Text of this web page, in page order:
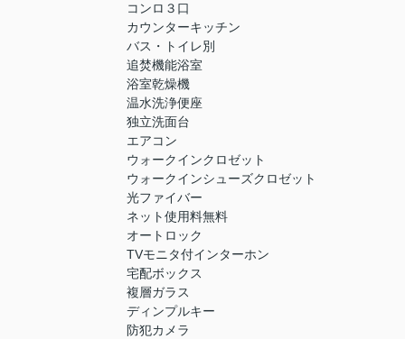
コンロ３口
カウンターキッチン
バス・トイレ別
追焚機能浴室
浴室乾燥機
温水洗浄便座
独立洗面台
エアコン
ウォークインクロゼット
ウォークインシューズクロゼット
光ファイバー
ネット使用料無料
オートロック
TVモニタ付インターホン
宅配ボックス
複層ガラス
ディンプルキー
防犯カメラ